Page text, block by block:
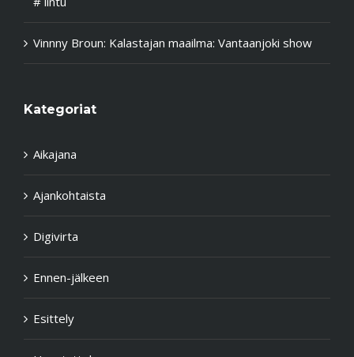
Vinnny Broun: Kalastajan maailma: Vantaanjoki show
Kategoriat
Aikajana
Ajankohtaista
Digivirta
Ennen-jälkeen
Esittely